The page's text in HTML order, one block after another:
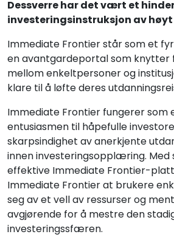
Dessverre har det vært et
investeringsinstruksjon av
Immediate Frontier står som et
en avantgardeportal som knytter
mellom enkeltpersoner og
klare til å løfte deres
Immediate Frontier fungerer som
entusiasmen til håpefulle
skarpsindighet av anerkjente
innen investeringsopplæring. Med
effektive Immediate Frontier-
Immediate Frontier at brukere
seg av et vell av ressurser og
avgjørende for å mestre den
investeringssfæren.